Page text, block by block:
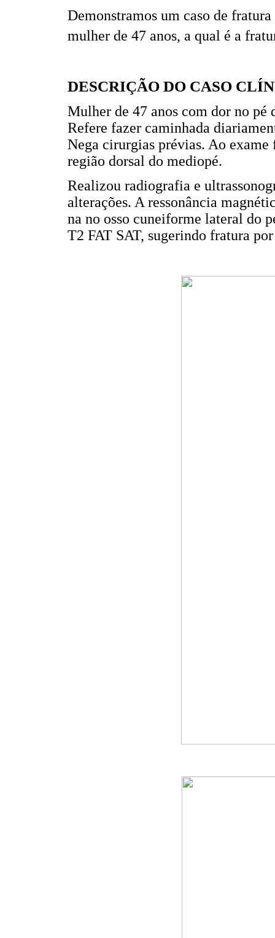
Demonstramos um caso de
mulher de 47 anos, a qual é a
DESCRIÇÃO DO CASO
Mulher de 47 anos com dor no pé
Refere fazer caminhada
Nega cirurgias prévias. Ao
região dorsal do mediopé.
Realizou radiografia e
alterações. A ressonância
na no osso cuneiforme lateral do
T2 FAT SAT, sugerindo fratura por